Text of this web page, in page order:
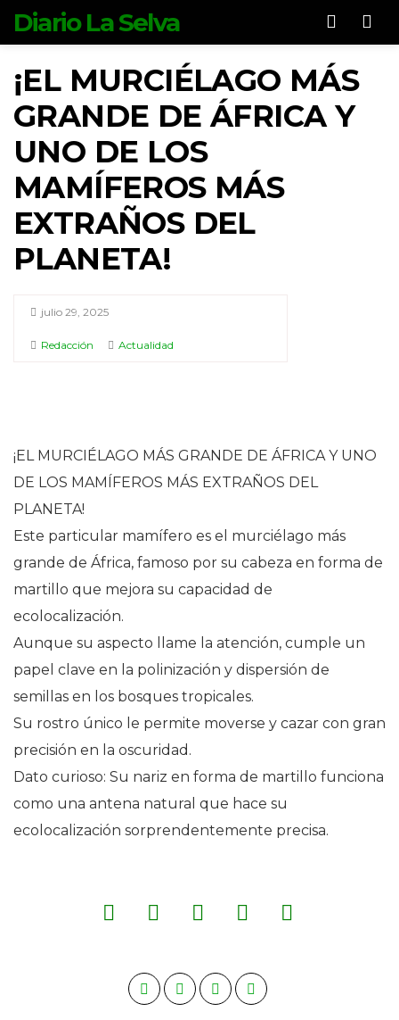
Diario La Selva
¡EL MURCIÉLAGO MÁS
GRANDE DE ÁFRICA Y
UNO DE LOS
MAMÍFEROS MÁS
EXTRAÑOS DEL
PLANETA!
julio 29, 2025
Redacción Actualidad
¡EL MURCIÉLAGO MÁS GRANDE DE ÁFRICA Y UNO
DE LOS MAMÍFEROS MÁS EXTRAÑOS DEL
PLANETA!
Este particular mamífero es el murciélago más
grande de África, famoso por su cabeza en forma de
martillo que mejora su capacidad de
ecolocalización.
Aunque su aspecto llame la atención, cumple un
papel clave en la polinización y dispersión de
semillas en los bosques tropicales.
Su rostro único le permite moverse y cazar con gran
precisión en la oscuridad.
Dato curioso: Su nariz en forma de martillo funciona
como una antena natural que hace su
ecolocalización sorprendentemente precisa.